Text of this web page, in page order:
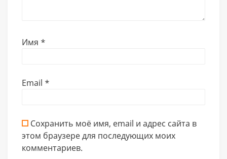
Имя *
Email *
Сохранить моё имя, email и адрес сайта в
этом браузере для последующих моих
комментариев.